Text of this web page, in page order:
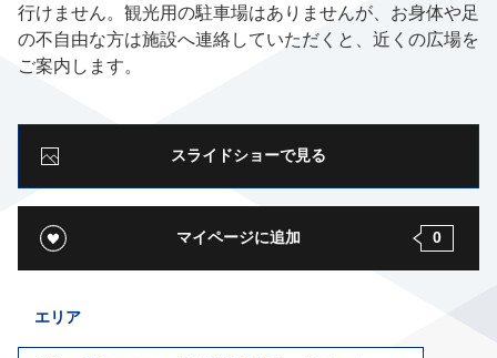
行けません。観光用の駐車場はありませんが、お身体や足
の不自由な方は施設へ連絡していただくと、近くの広場を
ご案内します。
スライドショーで見る
マイページに追加 0
エリア